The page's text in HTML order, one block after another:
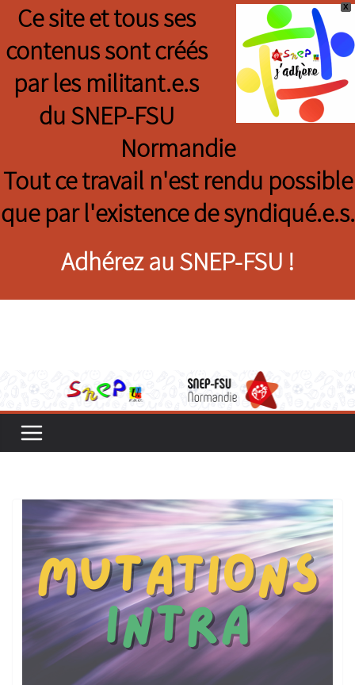
X
Ce site et tous ses
contenus sont créés
par les militant.e.s
du SNEP-FSU
Normandie
Tout ce travail n'est rendu possible
que par l'existence de syndiqué.e.s.
Adhérez au SNEP-FSU !